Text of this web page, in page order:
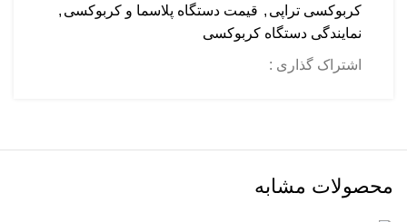
کربوکسی تراپی , قیمت دستگاه پلاسما و کربوکسی ,
نمایندگی دستگاه کربوکسی
اشتراک گذاری :
محصولات مشابه